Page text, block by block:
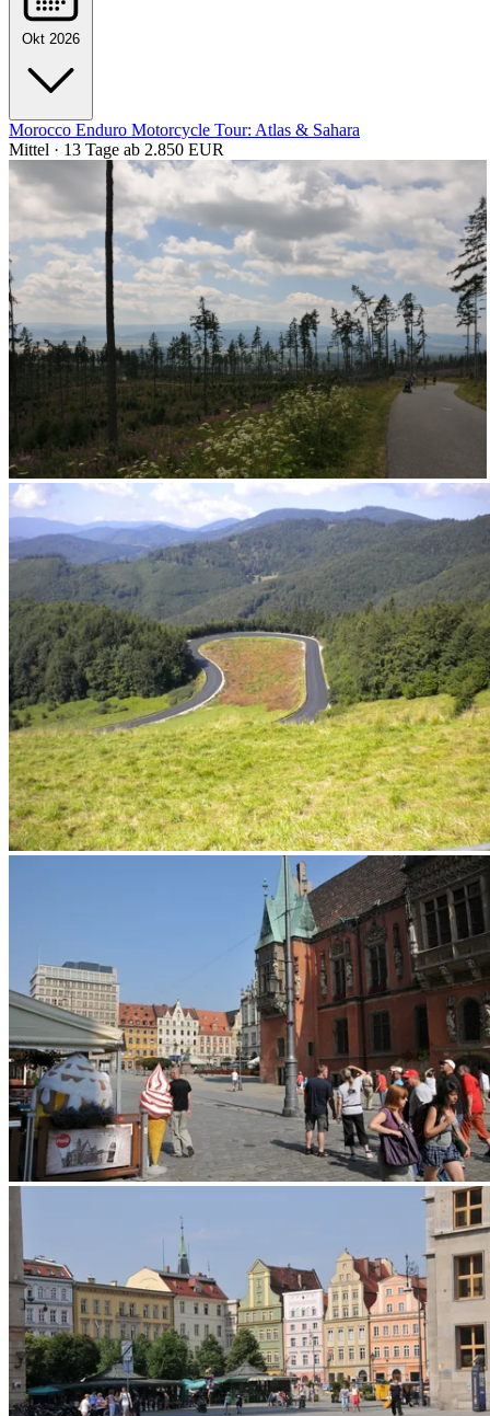
Okt 2026
Morocco Enduro Motorcycle Tour: Atlas & Sahara
Mittel · 13 Tage ab 2.850 EUR